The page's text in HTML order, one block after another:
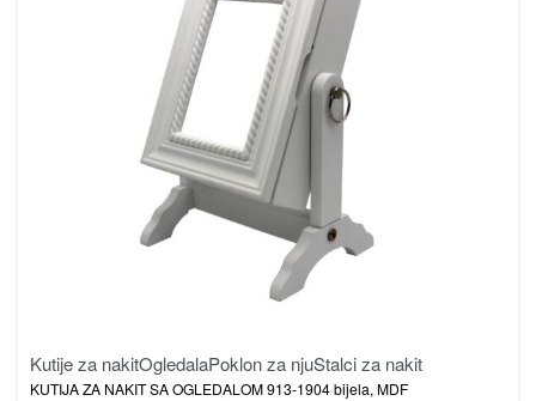
Kutije za nakitOgledalaPoklon za njuStalci za nakit
KUTIJA ZA NAKIT SA OGLEDALOM 913-1904 bijela, MDF